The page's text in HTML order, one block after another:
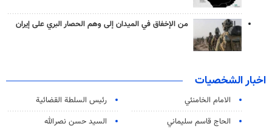
من الإخفاق في الميدان إلى وهم الحصار البري على إيران
اخبار الشخصيات
الامام الخامنئي
رئیس السلطة القضائیة
الحاج قاسم سليماني
السيد حسن نصرالله